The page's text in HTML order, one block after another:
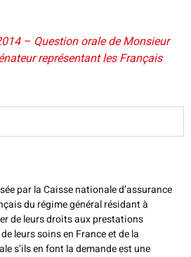
– Question orale de Monsieur
représentant les Français
par la Caisse nationale d’assurance
du régime général résidant à
de leurs droits aux prestations
leurs soins en France et de la
s’ils en font la demande est une